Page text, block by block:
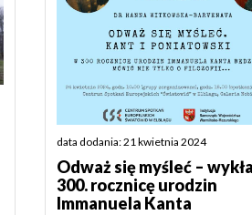
data dodania: 21 kwietnia 2024
Odważ się myśleć –
300. rocznicę urodzin
Immanuela Kanta